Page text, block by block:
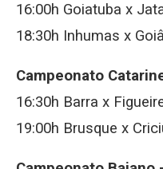
16:00h Goiatuba x
18:30h Inhumas x
Campeonato
16:30h Barra x
19:00h Brusque x